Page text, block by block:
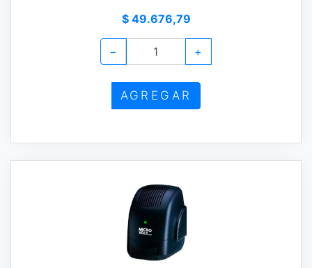
$ 49.676,79
− +
AGREGAR